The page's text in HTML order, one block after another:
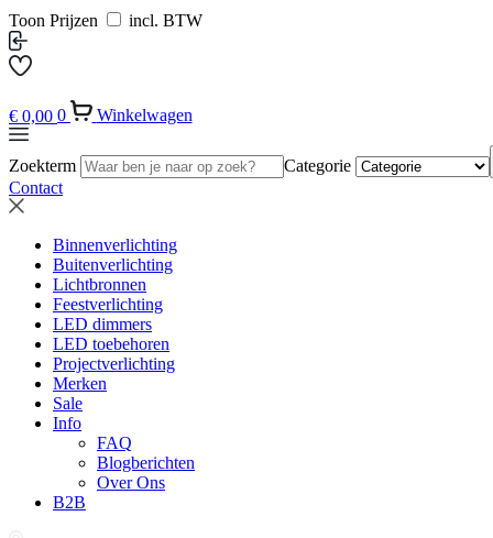
Toon Prijzen incl. BTW
€ 0,00 0 Winkelwagen
Zoekterm
Categorie
Contact
Binnenverlichting
Buitenverlichting
Lichtbronnen
Feestverlichting
LED dimmers
LED toebehoren
Projectverlichting
Merken
Sale
Info
FAQ
Blogberichten
Over Ons
B2B